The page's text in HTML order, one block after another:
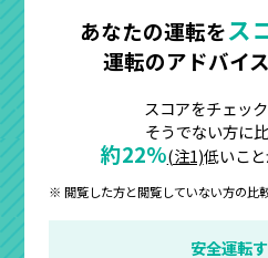
あなたの運転をス
運転のアドバイ
スコアをチェッ
そうでない方に
約22%(注1)低いこ
※ 閲覧した方と閲覧していない方の比
安全運転